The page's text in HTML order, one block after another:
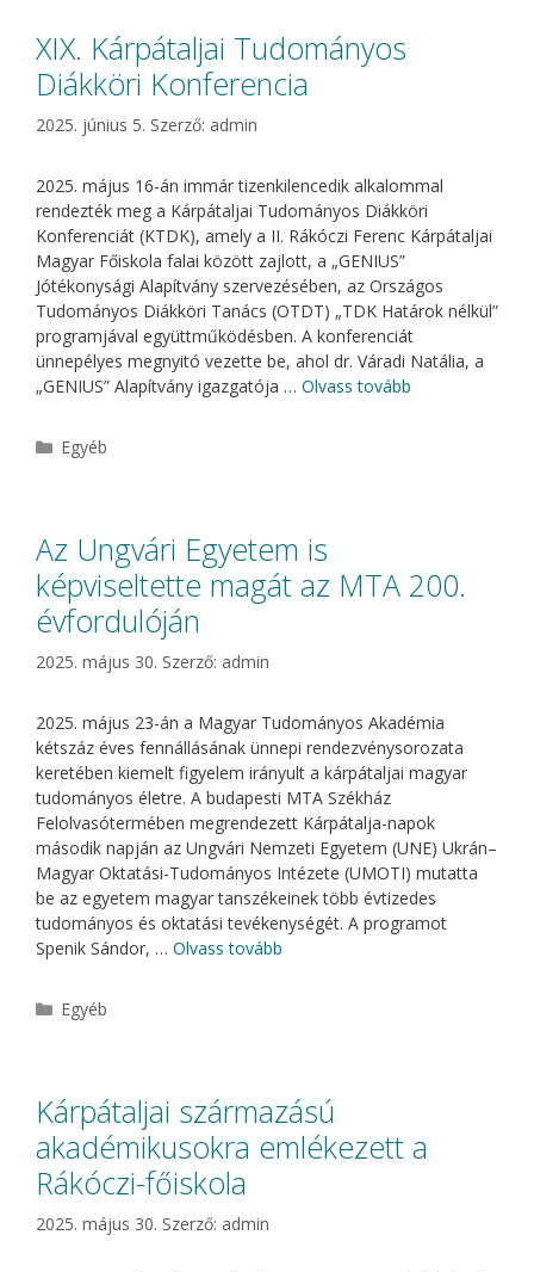
XIX. Kárpátaljai Tudományos
Diákköri Konferencia
2025. június 5. Szerző: admin
2025. május 16-án immár tizenkilencedik alkalommal
rendezték meg a Kárpátaljai Tudományos Diákköri
Konferenciát (KTDK), amely a II. Rákóczi Ferenc Kárpátaljai
Magyar Főiskola falai között zajlott, a „GENIUS”
Jótékonysági Alapítvány szervezésében, az Országos
Tudományos Diákköri Tanács (OTDT) „TDK Határok nélkül”
programjával együttműködésben. A konferenciát
ünnepélyes megnyitó vezette be, ahol dr. Váradi Natália, a
„GENIUS” Alapítvány igazgatója … Olvass tovább
Kategória
Egyéb
Az Ungvári Egyetem is
képviseltette magát az MTA 200.
évfordulóján
2025. május 30. Szerző: admin
2025. május 23-án a Magyar Tudományos Akadémia
kétszáz éves fennállásának ünnepi rendezvénysorozata
keretében kiemelt figyelem irányult a kárpátaljai magyar
tudományos életre. A budapesti MTA Székház
Felolvasótermében megrendezett Kárpátalja-napok
második napján az Ungvári Nemzeti Egyetem (UNE) Ukrán–
Magyar Oktatási-Tudományos Intézete (UMOTI) mutatta
be az egyetem magyar tanszékeinek több évtizedes
tudományos és oktatási tevékenységét. A programot
Spenik Sándor, … Olvass tovább
Kategória
Egyéb
Kárpátaljai származású
akadémikusokra emlékezett a
Rákóczi-főiskola
2025. május 30. Szerző: admin